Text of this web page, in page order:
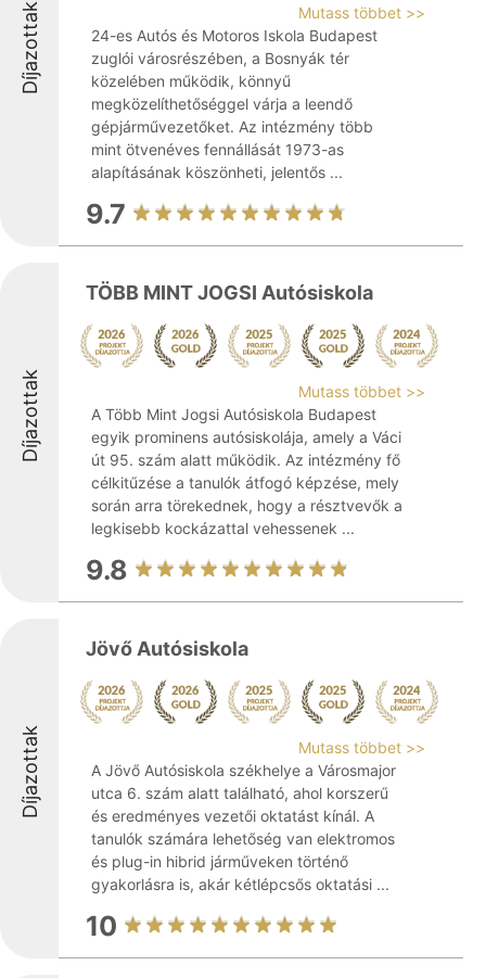
Díjazottak
Mutass többet >>
24-es Autós és Motoros Iskola Budapest
zuglói városrészében, a Bosnyák tér
közelében működik, könnyű
megközelíthetőséggel várja a leendő
gépjárművezetőket. Az intézmény több
mint ötvenéves fennállását 1973-as
alapításának köszönheti, jelentős ...
9.7
Díjazottak
TÖBB MINT JOGSI Autósiskola
Mutass többet >>
A Több Mint Jogsi Autósiskola Budapest
egyik prominens autósiskolája, amely a Váci
út 95. szám alatt működik. Az intézmény fő
célkitűzése a tanulók átfogó képzése, mely
során arra törekednek, hogy a résztvevők a
legkisebb kockázattal vehessenek ...
9.8
Díjazottak
Jövő Autósiskola
Mutass többet >>
A Jövő Autósiskola székhelye a Városmajor
utca 6. szám alatt található, ahol korszerű
és eredményes vezetői oktatást kínál. A
tanulók számára lehetőség van elektromos
és plug-in hibrid járműveken történő
gyakorlásra is, akár kétlépcsős oktatási ...
10